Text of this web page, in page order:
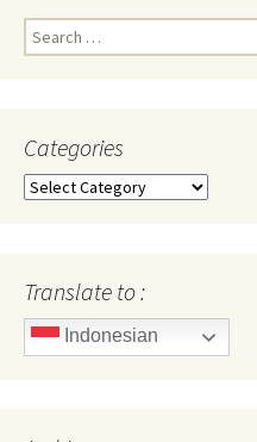
Search
for:
Categories
Categories
Translate to :
Indonesian